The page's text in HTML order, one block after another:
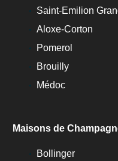
Saint-Emilion
Aloxe-Corton
Pomerol
Brouilly
Médoc
Maisons de
Bollinger